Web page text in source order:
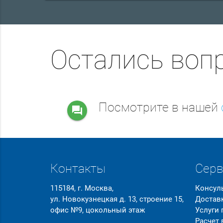
Остались
question_answer Посмотрите в нашей
Контакты
115184, г. Москва,
ул. Новокузнецкая д. 13, строение 15,
офис №9, цокольный этаж
Услуги